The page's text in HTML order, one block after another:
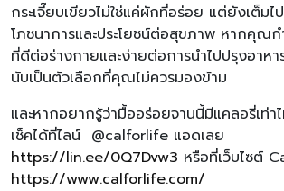
กระเจี๊ยบเขียวไม่ใช่แค่ผักที่อร่อย แต่ยังเต็ม
โภชนาการและประโยชน์ต่อสุขภาพ หากคุณ
ที่ดีต่อร่างกายและง่ายต่อการนำไปปรุงอาหา
นับเป็นตัวเลือกที่คุณไม่ควรมองข้าม
และหากอยากรู้ว่ามื้ออร่อยจานนี้มีแคลอรี่เท่า
เช็คได้ที่ไลน์ @calforlife แอดเลย
https://lin.ee/0Q7Dvw3 หรือที่เว็บไซต์
https://www.calforlife.com/